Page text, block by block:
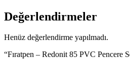
Değerlendirmeler
Henüz değerlendirme yapılmadı.
“Fıratpen – Redonit 85 PVC Pencere